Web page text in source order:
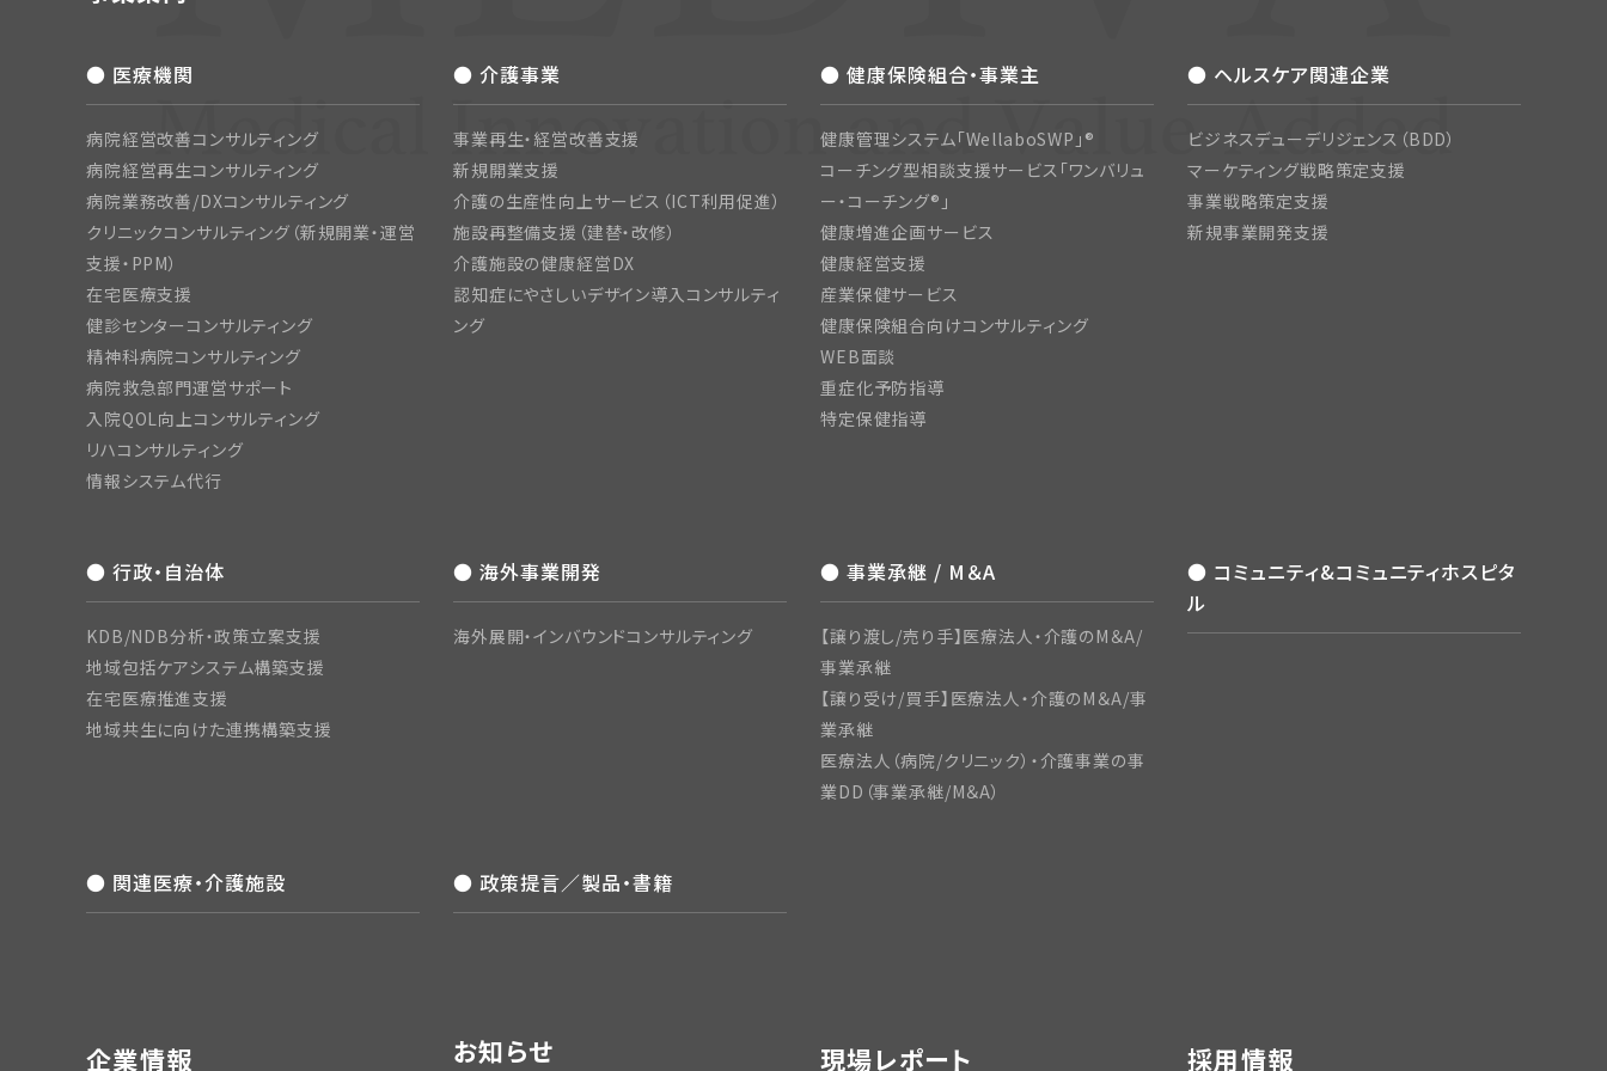
● 医療機関
病院経営改善コンサルティング
病院経営再生コンサルティング
病院業務改善/DXコンサルティング
クリニックコンサルティング（新規開業・運営
支援・PPM）
在宅医療支援
健診センターコンサルティング
精神科病院コンサルティング
病院救急部門運営サポート
入院QOL向上コンサルティング
リハコンサルティング
情報システム代行
● 介護事業
事業再生・経営改善支援
新規開業支援
介護の生産性向上サービス（ICT利用促進）
施設再整備支援（建替・改修）
介護施設の健康経営DX
認知症にやさしいデザイン導入コンサルティ
ング
● 健康保険組合・事業主
健康管理システム「WellaboSWP」®
コーチング型相談支援サービス「ワンバリュ
ー・コーチング®」
健康増進企画サービス
健康経営支援
産業保健サービス
健康保険組合向けコンサルティング
WEB面談
重症化予防指導
特定保健指導
● ヘルスケア関連企業
ビジネスデューデリジェンス（BDD）
マーケティング戦略策定支援
事業戦略策定支援
新規事業開発支援
● 行政・自治体
KDB/NDB分析・政策立案支援
地域包括ケアシステム構築支援
在宅医療推進支援
地域共生に向けた連携構築支援
● 海外事業開発
海外展開・インバウンドコンサルティング
● 事業承継 / M＆A
【譲り渡し/売り手】医療法人・介護のM＆A/
事業承継
【譲り受け/買手】医療法人・介護のM＆A/事
業承継
医療法人（病院/クリニック）・介護事業の事
業DD（事業承継/M＆A）
● コミュニティ&コミュニティホスピタ
ル
● 関連医療・介護施設 ● 政策提言／製品・書籍
企業情報 お知らせ 現場レポート 採用情報